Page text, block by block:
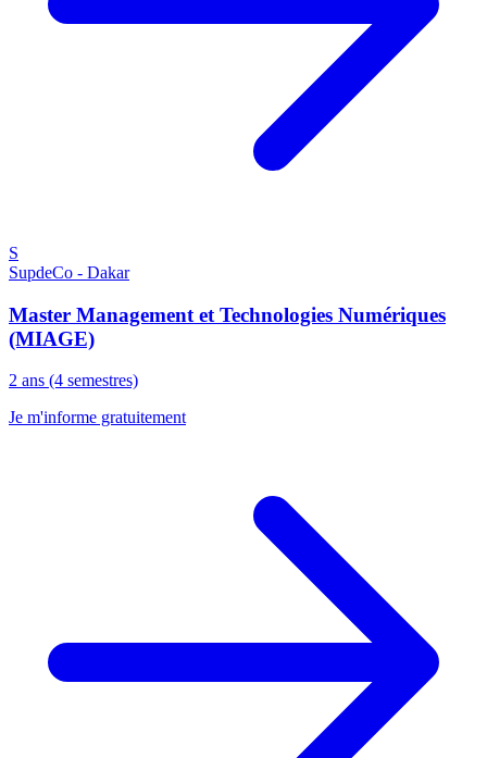
S
SupdeCo - Dakar
Master Management et Technologies Numériques
(MIAGE)
2 ans (4 semestres)
Je m'informe gratuitement